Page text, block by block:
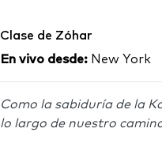
Clase de Zóhar
En vivo desde: New York
Como la sabiduría de la
lo largo de nuestro